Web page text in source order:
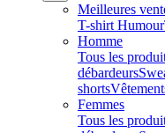
Meilleures
T-shirt Humour
Homme
Tous les
débardeurs
shorts
Femmes
Tous les